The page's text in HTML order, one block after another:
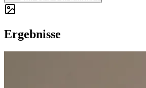
Ergebnisse